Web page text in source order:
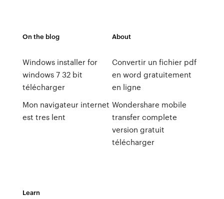
On the blog
Windows installer for
windows 7 32 bit
télécharger
Mon navigateur internet
est tres lent
About
Convertir un fichier pdf
en word gratuitement
en ligne
Wondershare mobile
transfer complete
version gratuit
télécharger
Learn